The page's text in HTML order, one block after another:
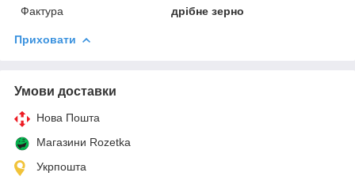
Фактура
дрібне зерно
Приховати
Умови доставки
Нова Пошта
Магазини Rozetka
Укрпошта